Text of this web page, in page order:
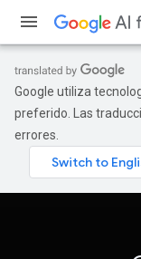
Google utiliza
preferido. Las
errores.